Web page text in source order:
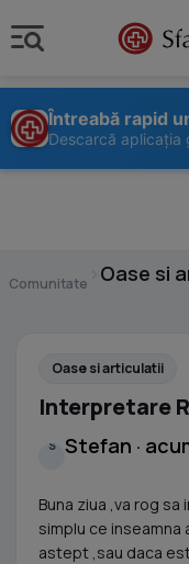
Întreabă rapid
Descarcă aplicația
Comunitate Oase si
Oase si articulatii
Interpretare
S Stefan ·
Buna ziua ,va rog
simplu ce inseamna
astept ,sau daca